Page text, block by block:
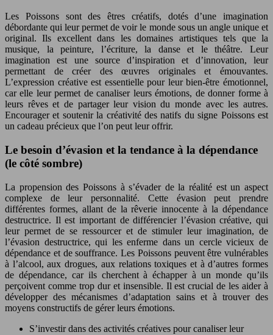
Les Poissons sont des êtres créatifs, dotés d’une imagination
débordante qui leur permet de voir le monde sous un angle unique et
original. Ils excellent dans les domaines artistiques tels que la
musique, la peinture, l’écriture, la danse et le théâtre. Leur
imagination est une source d’inspiration et d’innovation, leur
permettant de créer des œuvres originales et émouvantes.
L’expression créative est essentielle pour leur bien-être émotionnel,
car elle leur permet de canaliser leurs émotions, de donner forme à
leurs rêves et de partager leur vision du monde avec les autres.
Encourager et soutenir la créativité des natifs du signe Poissons est
un cadeau précieux que l’on peut leur offrir.
Le besoin d’évasion et la tendance à la dépendance
(le côté sombre)
La propension des Poissons à s’évader de la réalité est un aspect
complexe de leur personnalité. Cette évasion peut prendre
différentes formes, allant de la rêverie innocente à la dépendance
destructrice. Il est important de différencier l’évasion créative, qui
leur permet de se ressourcer et de stimuler leur imagination, de
l’évasion destructrice, qui les enferme dans un cercle vicieux de
dépendance et de souffrance. Les Poissons peuvent être vulnérables
à l’alcool, aux drogues, aux relations toxiques et à d’autres formes
de dépendance, car ils cherchent à échapper à un monde qu’ils
perçoivent comme trop dur et insensible. Il est crucial de les aider à
développer des mécanismes d’adaptation sains et à trouver des
moyens constructifs de gérer leurs émotions.
S’investir dans des activités créatives pour canaliser leur